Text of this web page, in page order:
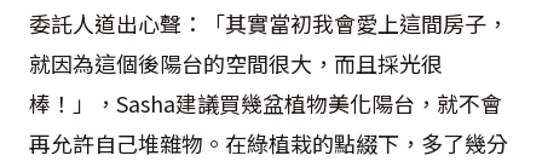
委託人道出心聲：「其實當初我會愛上這間房子，
就因為這個後陽台的空間很大，而且採光很
棒！」，Sasha建議買幾盆植物美化陽台，就不會
再允許自己堆雜物。在綠植栽的點綴下，多了幾分